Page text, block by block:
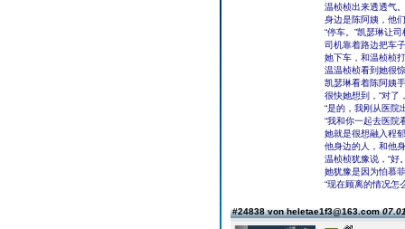
温桢桢出来透透气。
身边是陈阿姨，他
“停车。”凯瑟琳让
司机靠着路边把车
她下车，和温桢桢
温温桢桢看到她很
凯瑟琳看着陈阿姨
很快她想到，“对了
“是的，我刚从医院
“我和你一起去医院
她就是很想融入程
他身边的人，和他
温桢桢犹豫说，“好
她犹豫是因为怕慕
“现在顾离的情况怎
#24838 von heletae1f3@163.com